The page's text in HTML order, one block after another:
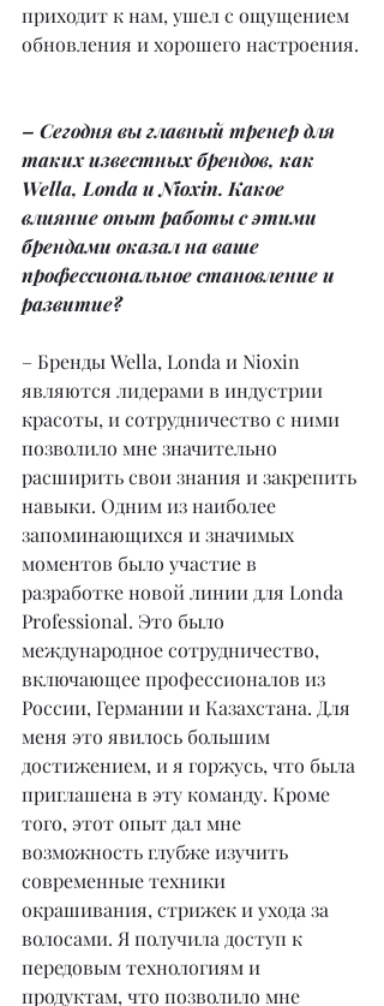
приходит к нам, ушел с ощущением
обновления и хорошего настроения.
– Сегодня вы главный тренер для
таких известных брендов, как
Wella, Londa и Nioxin. Какое
влияние опыт работы с этими
брендами оказал на ваше
профессиональное становление и
развитие?
– Бренды Wella, Londa и Nioxin
являются лидерами в индустрии
красоты, и сотрудничество с ними
позволило мне значительно
расширить свои знания и закрепить
навыки. Одним из наиболее
запоминающихся и значимых
моментов было участие в
разработке новой линии для Londa
Professional. Это было
международное сотрудничество,
включающее профессионалов из
России, Германии и Казахстана. Для
меня это явилось большим
достижением, и я горжусь, что была
приглашена в эту команду. Кроме
того, этот опыт дал мне
возможность глубже изучить
современные техники
окрашивания, стрижек и ухода за
волосами. Я получила доступ к
передовым технологиям и
продуктам, что позволило мне